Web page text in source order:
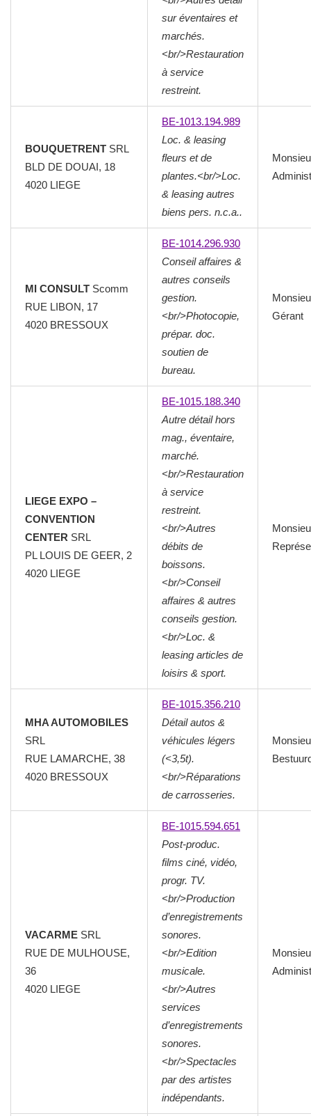
sur éventaires et
marchés.
<br/>Restauration
à service
restreint.
BOUQUETRENT SRL
BLD DE DOUAI, 18
4020 LIEGE
BE-1013.194.989
Loc. & leasing
fleurs et de
plantes.<br/>Loc.
& leasing autres
biens pers. n.c.a..
MI CONSULT Scomm
RUE LIBON, 17
4020 BRESSOUX
BE-1014.296.930
Conseil affaires &
autres conseils
gestion.
<br/>Photocopie,
prépar. doc.
soutien de
bureau.
Gérant
LIEGE EXPO –
CONVENTION
CENTER SRL
PL LOUIS DE GEER, 2
4020 LIEGE
BE-1015.188.340
Autre détail hors
mag., éventaire,
marché.
<br/>Restauration
à service
restreint.
<br/>Autres
débits de
boissons.
<br/>Conseil
affaires & autres
conseils gestion.
<br/>Loc. &
leasing articles de
loisirs & sport.
MHA AUTOMOBILES
SRL
RUE LAMARCHE, 38
4020 BRESSOUX
BE-1015.356.210
Détail autos &
véhicules légers
(<3,5t).
<br/>Réparations
de carrosseries.
VACARME SRL
RUE DE MULHOUSE,
36
4020 LIEGE
BE-1015.594.651
Post-produc.
films ciné, vidéo,
progr. TV.
<br/>Production
d’enregistrements
sonores.
<br/>Edition
musicale.
<br/>Autres
services
d’enregistrements
sonores.
<br/>Spectacles
par des artistes
indépendants.